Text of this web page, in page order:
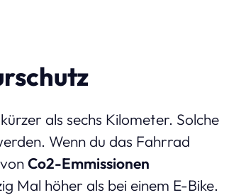
als sechs Kilometer. Solche
Wenn du das Fahrrad
Co2-Emmissionen
Mal höher als bei einem E-Bike.